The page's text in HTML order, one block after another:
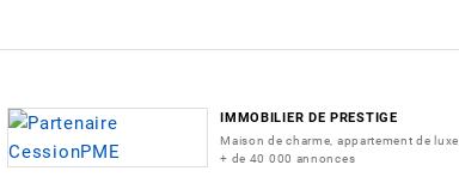
IMMOBILIER DE PRESTIGE
Maison de charme, appartement de luxe,
+ de 40 000 annonces